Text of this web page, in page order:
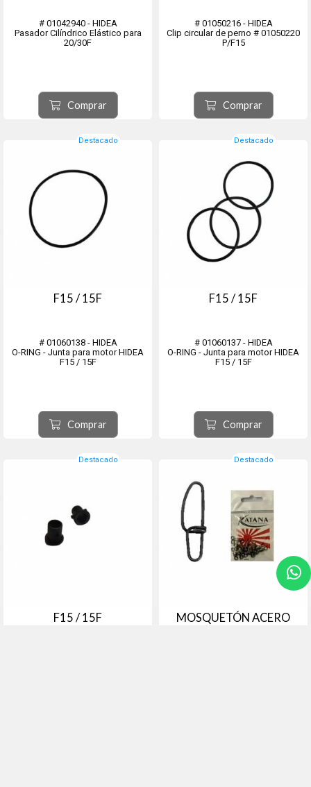
# 01042940 - HIDEA
Pasador Cilíndrico Elástico para
20/30F
Comprar
# 01050216 - HIDEA
Clip circular de perno # 01050220
P/F15
Comprar
Destacado
F15 / 15F
# 01060138 - HIDEA
O-RING - Junta para motor HIDEA
F15 / 15F
Comprar
Destacado
F15 / 15F
# 01060137 - HIDEA
O-RING - Junta para motor HIDEA
F15 / 15F
Comprar
Destacado
F15 / 15F
Destacado
MOSQUETÓN ACERO